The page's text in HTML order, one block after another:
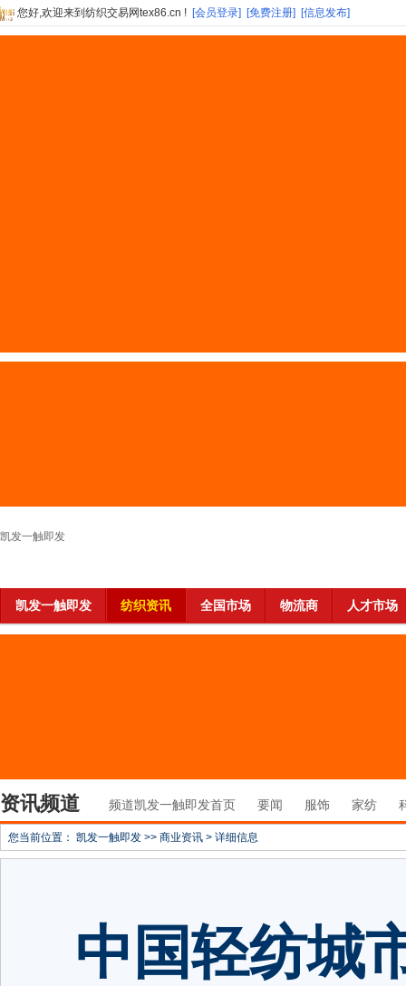
您好,欢迎来到纺织交易网tex86.cn ! [会员登录] [免费注册] [信息发布]
凯发一触即发
凯发一触即发 纺织资讯 全国市场 物流商 人才市场
资讯频道 频道凯发一触即发首页 要闻 服饰 家纺
您当前位置： 凯发一触即发 >> 商业资讯 > 详细信息
中国轻纺城